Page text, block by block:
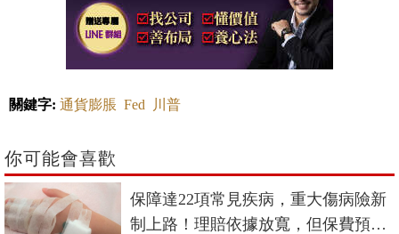
關鍵字: 通貨膨脹 Fed 川普
你可能會喜歡
保障達22項常見疾病，重大傷病險新
制上路！理賠依據放寬，但保費預估